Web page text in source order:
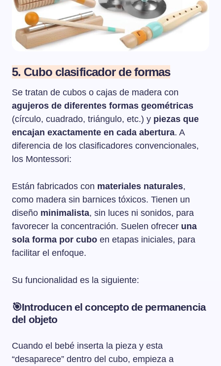
5. Cubo clasificador de formas
Se tratan de cubos o cajas de madera con
agujeros de diferentes formas geométricas
(círculo, cuadrado, triángulo, etc.) y piezas que
encajan exactamente en cada abertura. A
diferencia de los clasificadores convencionales,
los Montessori:
Están fabricados con materiales naturales,
como madera sin barnices tóxicos. Tienen un
diseño minimalista, sin luces ni sonidos, para
favorecer la concentración. Suelen ofrecer una
sola forma por cubo en etapas iniciales, para
facilitar el enfoque.
Su funcionalidad es la siguiente:
🎯Introducen el concepto de permanencia
del objeto
Cuando el bebé inserta la pieza y esta
“desaparece” dentro del cubo, empieza a